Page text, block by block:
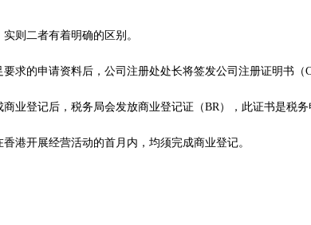
则二者有着明确的区别。
求的申请资料后，公司注册处处长将签发公司注册证明书
业登记后，税务局会发放商业登记证（BR），此证书是税
港开展经营活动的首月内，均须完成商业登记。